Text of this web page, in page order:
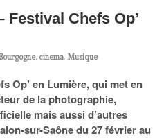
Festival Chefs Op’
, cinema, Musique
Op’ en Lumière, qui met en
de la photographie,
mais aussi d’autres
sur-Saône du 27 février au